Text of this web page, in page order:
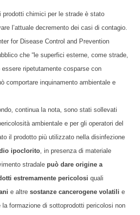
prodotti chimici per le strade è stato
l’attuale decremento dei casi di contagio.
for Disease Control and Prevention
che “le superfici esterne, come strade,
ripetutamente cosparse con
comportare inquinamento ambientale e
continua la nota, sono stati sollevati
ambientale e per gli operatori del
il prodotto più utilizzato nella disinfezione
ipoclorito , in presenza di materiale
stradale può dare origine a
estremamente pericolosi quali
e altre sostanze cancerogene volatili e
formazione di sottoprodotti pericolosi non